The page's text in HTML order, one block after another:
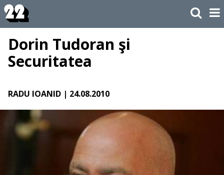
Dorin Tudoran şi
Securitatea
RADU IOANID | 24.08.2010